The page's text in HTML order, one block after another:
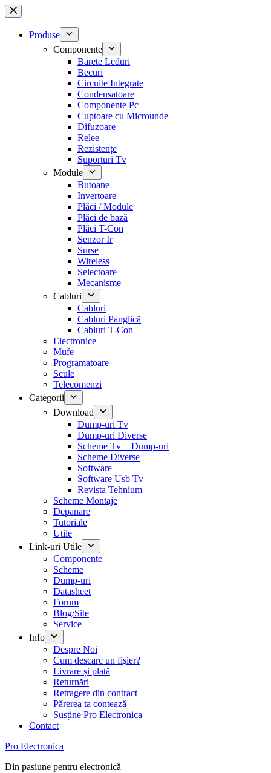
Sari
la
conținutProduse
Componente
Barete Leduri
Becuri
Circuite Integrate
Condensatoare
Componente Pc
Cuptoare cu Microunde
Difuzoare
Relee
Rezistențe
Suporturi Tv
Module
Butoane
Invertoare
Plăci / Module
Plăci de bază
Plăci T-Con
Senzor Ir
Surse
Wireless
Selectoare
Mecanisme
Cabluri
Cabluri
Cabluri Panglică
Cabluri T-Con
Electronice
Mufe
Programatoare
Scule
Telecomenzi
Categorii
Download
Dump-uri Tv
Dump-uri Diverse
Scheme Tv + Dump-uri
Scheme Diverse
Software
Software Usb Tv
Revista Tehnium
Scheme Montaje
Depanare
Tutoriale
Utile
Link-uri Utile
Componente
Scheme
Dump-uri
Datasheet
Forum
Blog/Site
Service
Info
Despre Noi
Cum descarc un fişier?
Livrare și plată
Returnări
Retragere din contract
Părerea ta contează
Susține Pro Electronica
Contact
Pro Electronica
Din pasiune pentru electronică